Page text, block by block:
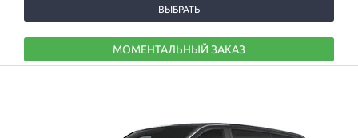
ВЫБРАТЬ
МОМЕНТАЛЬНЫЙ ЗАКАЗ